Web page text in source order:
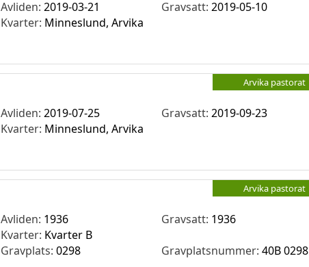
Avliden:2019-03-21 Gravsatt:2019-05-10
Kvarter: Minneslund, Arvika
Arvika pastorat
Avliden:2019-07-25 Gravsatt:2019-09-23
Kvarter: Minneslund, Arvika
Arvika pastorat
Avliden: 1936 Gravsatt: 1936
Kvarter: Kvarter B
Gravplats:0298 Gravplatsnummer: 40B 0298